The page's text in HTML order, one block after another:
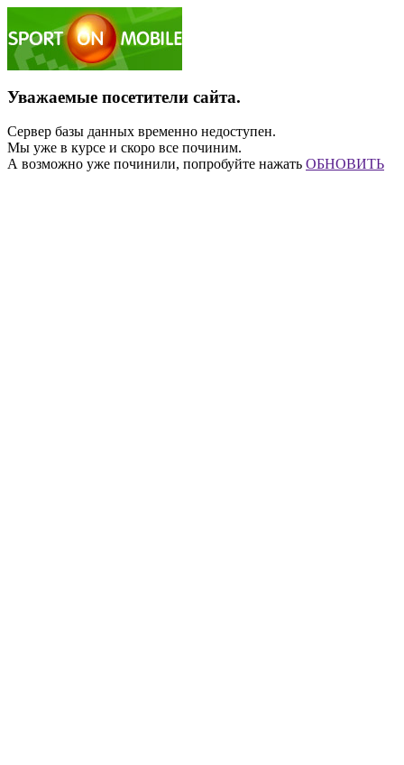
Уважаемые посетители сайта.
Сервер базы данных временно недоступен.
Мы уже в курсе и скоро все починим.
А возможно уже починили, попробуйте нажать ОБНОВИТЬ